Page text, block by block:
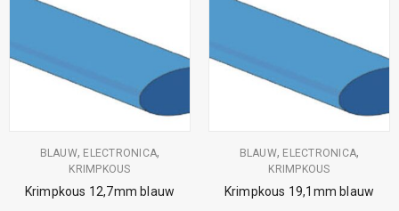
BLAUW, ELECTRONICA,
KRIMPKOUS
Krimpkous 12,7mm blauw
BLAUW, ELECTRONICA,
KRIMPKOUS
Krimpkous 19,1mm blauw